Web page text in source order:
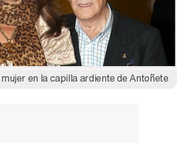
en la capilla ardiente de Antoñete